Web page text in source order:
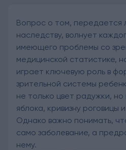
Вопрос о том, передается
наследству, волнует
имеющего проблемы со
медицинской статистике,
играет ключевую роль в
зрительной системы
не только цвет радужки,
яблока, кривизну роговицы
Однако важно понимать,
само заболевание, а
нему.